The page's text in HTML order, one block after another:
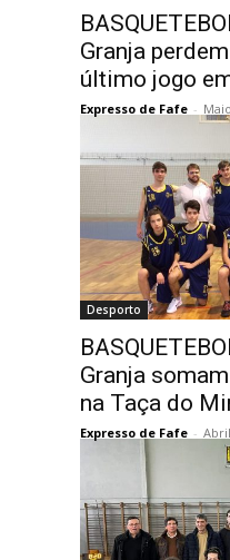
Granja
último jogo
Expresso de Fafe -
Desporto
Granja
na Taça do
Expresso de Fafe -